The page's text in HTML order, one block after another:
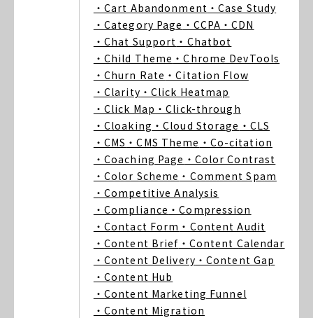
・Cart Abandonment ・Case Study
・Category Page ・CCPA ・CDN
・Chat Support ・Chatbot
・Child Theme ・Chrome DevTools
・Churn Rate ・Citation Flow
・Clarity ・Click Heatmap
・Click Map ・Click-through
・Cloaking ・Cloud Storage ・CLS
・CMS ・CMS Theme ・Co-citation
・Coaching Page ・Color Contrast
・Color Scheme ・Comment Spam
・Competitive Analysis
・Compliance ・Compression
・Contact Form ・Content Audit
・Content Brief ・Content Calendar
・Content Delivery ・Content Gap
・Content Hub
・Content Marketing Funnel
・Content Migration